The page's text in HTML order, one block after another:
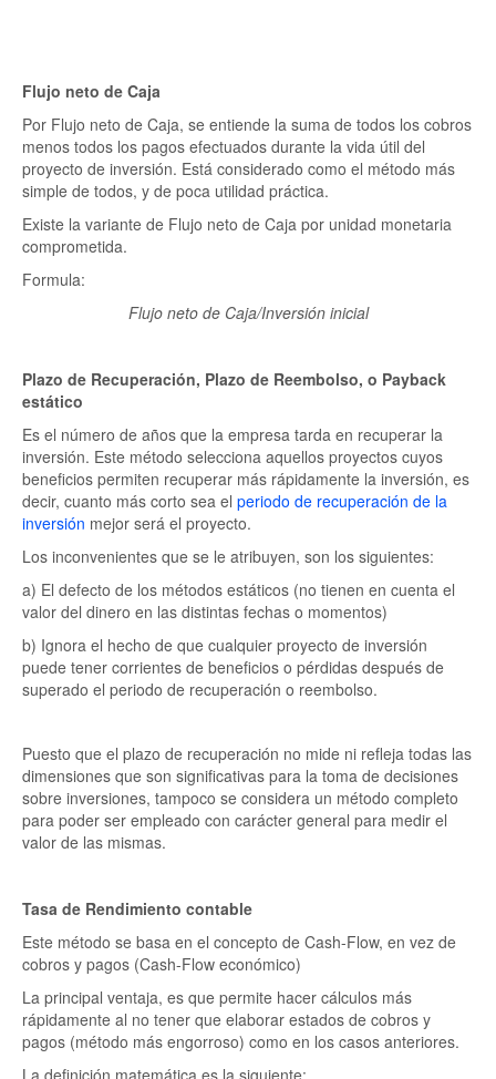
Flujo neto de Caja
Por Flujo neto de Caja, se entiende la suma de todos los cobros
menos todos los pagos efectuados durante la vida útil del
proyecto de inversión. Está considerado como el método más
simple de todos, y de poca utilidad práctica.
Existe la variante de Flujo neto de Caja por unidad monetaria
comprometida.
Formula:
Flujo neto de Caja/Inversión inicial
Plazo de Recuperación, Plazo de Reembolso, o Payback
estático
Es el número de años que la empresa tarda en recuperar la
inversión. Este método selecciona aquellos proyectos cuyos
beneficios permiten recuperar más rápidamente la inversión, es
decir, cuanto más corto sea el periodo de recuperación de la
inversión mejor será el proyecto.
Los inconvenientes que se le atribuyen, son los siguientes:
a) El defecto de los métodos estáticos (no tienen en cuenta el
valor del dinero en las distintas fechas o momentos)
b) Ignora el hecho de que cualquier proyecto de inversión
puede tener corrientes de beneficios o pérdidas después de
superado el periodo de recuperación o reembolso.
Puesto que el plazo de recuperación no mide ni refleja todas las
dimensiones que son significativas para la toma de decisiones
sobre inversiones, tampoco se considera un método completo
para poder ser empleado con carácter general para medir el
valor de las mismas.
Tasa de Rendimiento contable
Este método se basa en el concepto de Cash-Flow, en vez de
cobros y pagos (Cash-Flow económico)
La principal ventaja, es que permite hacer cálculos más
rápidamente al no tener que elaborar estados de cobros y
pagos (método más engorroso) como en los casos anteriores.
La definición matemática es la siguiente: